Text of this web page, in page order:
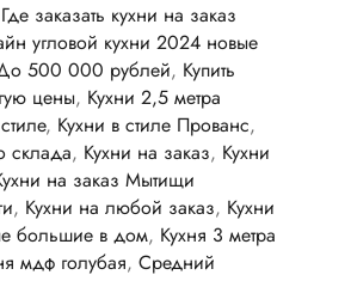
Где заказать кухни на заказ
угловой кухни 2024 новые
500 000 рублей, Купить
цены, Кухни 2,5 метра
, Кухни в стиле Прованс,
склада, Кухни на заказ, Кухни
на заказ Мытищи
, Кухни на любой заказ, Кухни
большие в дом, Кухня 3 метра
мдф голубая, Средний